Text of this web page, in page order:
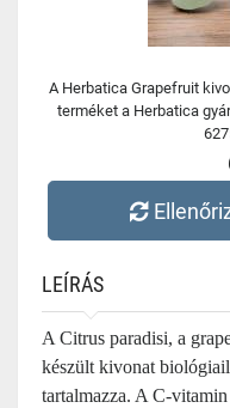
A Herbatica Grapefruit
terméket a Herbatica
LEÍRÁS
A Citrus paradisi, a
készült kivonat
tartalmazza. A C-